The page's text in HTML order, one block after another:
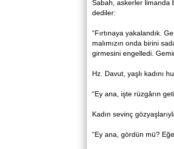
Sabah, askerler limanda
dediler:
“Fırtınaya yakalandık.
malımızın onda birini
girmesini engelledi.
Hz. Davut, yaşlı kadını
“Ey ana, işte rüzgârın
Kadın sevinç
“Ey ana, gördün mü?